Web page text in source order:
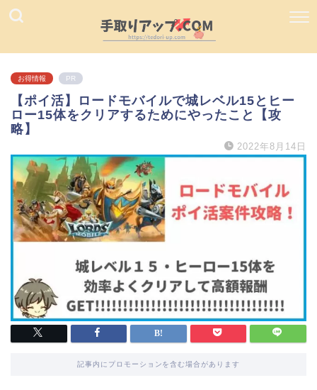
お得情報 PR
【ポイ活】ロードモバイルで城レベル15とヒー
ロー15体をクリアするためにやったこと【攻
略】
2022年8月14日
記事内にプロモーションを含む場合があります